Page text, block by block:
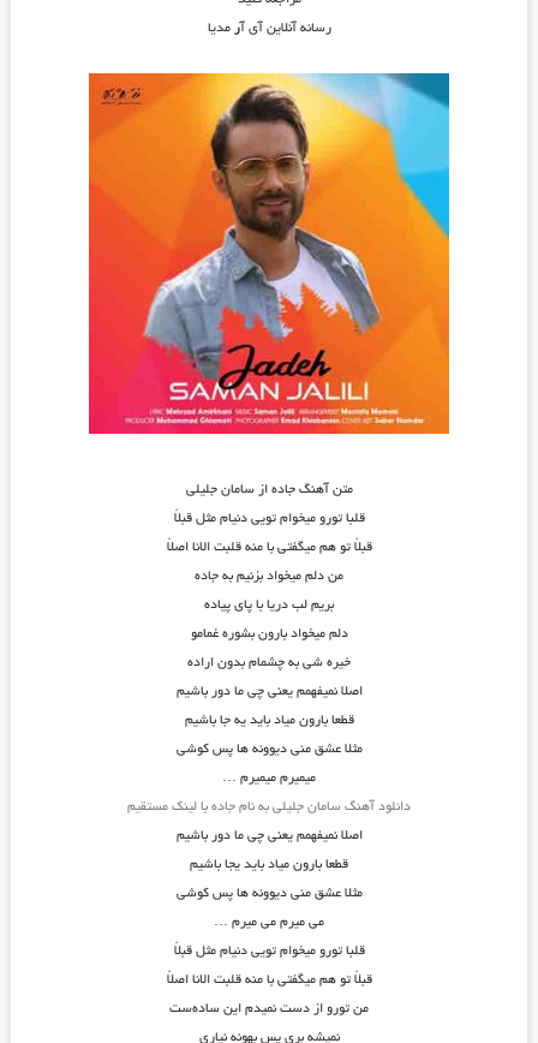
رسانه آنلاین آی آر مدیا
متن آهنگ جاده از سامان جلیلی
قلبا تورو میخوام تویی دنیام مثل قبلاً
قبلاً تو هم میگفتی با منه قلبت الانا اصلاً
من دلم میخواد بزنیم به جاده
بریم لب دریا با پای پیاده
دلم میخواد بارون بشوره غمامو
خیره شی به چشمام بدون اراده
اصلا نمیفهمم یعنی چی ما دور باشیم
قطعا بارون میاد باید یه جا باشیم
مثلا عشق منی دیوونه ها پس کوشی
میمیرم میمیرم …
دانلود آهنگ سامان جلیلی به نام جاده با لینک مستقیم
اصلا نمیفهمم یعنی چی ما دور باشیم
قطعا بارون میاد باید یجا باشیم
مثلا عشق منی دیوونه ها پس کوشی
می میرم می میرم …
قلبا تورو میخوام تویی دنیام مثل قبلاً
قبلاً تو هم میگفتی با منه قلبت الانا اصلاً
من تورو از دست نمیدم این ساده‌ست
نمیشه بری پس بهونه نیاری